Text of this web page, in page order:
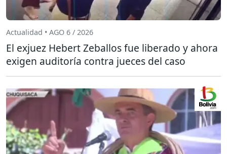
Actualidad • AGO 6 / 2026
El exjuez Hebert Zeballos fue liberado y ahora
exigen auditoría contra jueces del caso